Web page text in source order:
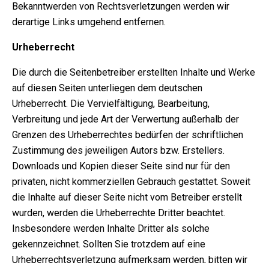
Bekanntwerden von Rechtsverletzungen werden wir
derartige Links umgehend entfernen.
Urheberrecht
Die durch die Seitenbetreiber erstellten Inhalte und Werke
auf diesen Seiten unterliegen dem deutschen
Urheberrecht. Die Vervielfältigung, Bearbeitung,
Verbreitung und jede Art der Verwertung außerhalb der
Grenzen des Urheberrechtes bedürfen der schriftlichen
Zustimmung des jeweiligen Autors bzw. Erstellers.
Downloads und Kopien dieser Seite sind nur für den
privaten, nicht kommerziellen Gebrauch gestattet. Soweit
die Inhalte auf dieser Seite nicht vom Betreiber erstellt
wurden, werden die Urheberrechte Dritter beachtet.
Insbesondere werden Inhalte Dritter als solche
gekennzeichnet. Sollten Sie trotzdem auf eine
Urheberrechtsverletzung aufmerksam werden, bitten wir